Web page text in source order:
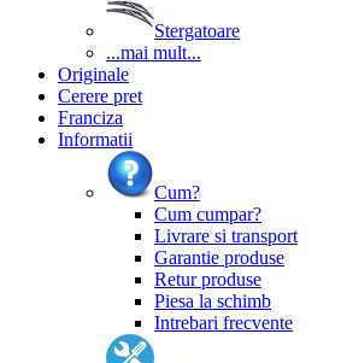
Stergatoare
...mai mult...
Originale
Cerere pret
Franciza
Informatii
Cum?
Cum cumpar?
Livrare si transport
Garantie produse
Retur produse
Piesa la schimb
Intrebari frecvente